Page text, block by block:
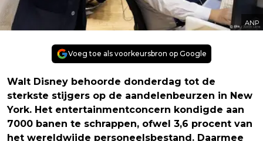
ANP
Voeg toe als voorkeursbron op Google
Walt Disney behoorde donderdag tot de
sterkste stijgers op de aandelenbeurzen in New
York. Het entertainmentconcern kondigde aan
7000 banen te schrappen, ofwel 3,6 procent van
het wereldwijde personeelsbestand. Daarmee